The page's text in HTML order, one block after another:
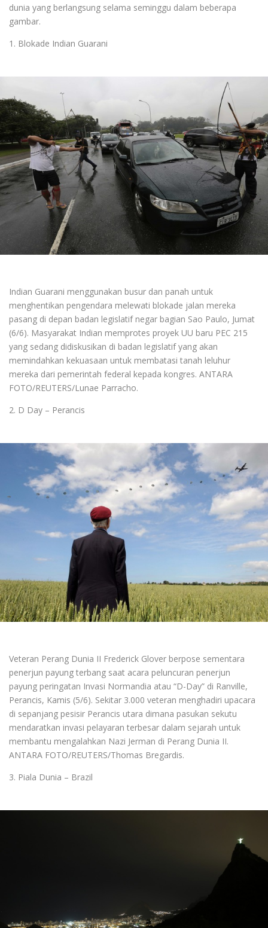
dunia yang berlangsung selama seminggu dalam beberapa
gambar.
1. Blokade Indian Guarani
Indian Guarani menggunakan busur dan panah untuk
menghentikan pengendara melewati blokade jalan mereka
pasang di depan badan legislatif negar bagian Sao Paulo, Jumat
(6/6). Masyarakat Indian memprotes proyek UU baru PEC 215
yang sedang didiskusikan di badan legislatif yang akan
memindahkan kekuasaan untuk membatasi tanah leluhur
mereka dari pemerintah federal kepada kongres. ANTARA
FOTO/REUTERS/Lunae Parracho.
2. D Day – Perancis
Veteran Perang Dunia II Frederick Glover berpose sementara
penerjun payung terbang saat acara peluncuran penerjun
payung peringatan Invasi Normandia atau “D-Day” di Ranville,
Perancis, Kamis (5/6). Sekitar 3.000 veteran menghadiri upacara
di sepanjang pesisir Perancis utara dimana pasukan sekutu
mendaratkan invasi pelayaran terbesar dalam sejarah untuk
membantu mengalahkan Nazi Jerman di Perang Dunia II.
ANTARA FOTO/REUTERS/Thomas Bregardis.
3. Piala Dunia – Brazil